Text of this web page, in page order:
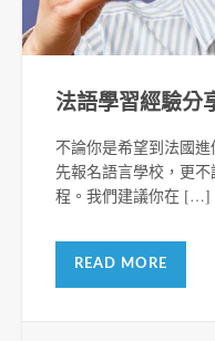
法語學習經驗分
不論你是希望到法國
先報名語言學校，更
程。我們建議你在 […]
READ MORE